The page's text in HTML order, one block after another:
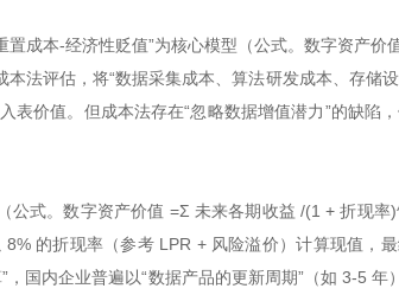
置成本-经济性贬值”为核心模型（公式。数字资产价
法评估，将“数据采集成本、算法研发成本、存储
表价值。但成本法存在“忽略数据增值潜力”的缺陷
公式。数字资产价值 =Σ 未来各期收益 /(1 + 折现率
8% 的折现率（参考 LPR + 风险溢价）计算现值，
国内企业普遍以“数据产品的更新周期”（如 3-5 年